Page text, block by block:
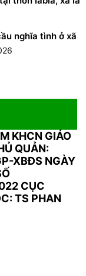
nghĩa tình ở xã
KHCN GIÁO
QUẢN:
XBĐS NGÀY
CỤC
TS PHAN